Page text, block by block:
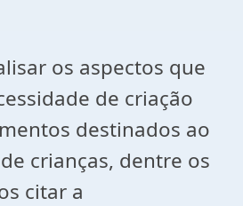
os aspectos que
de criação
destinados ao
crianças, dentre os
citar a